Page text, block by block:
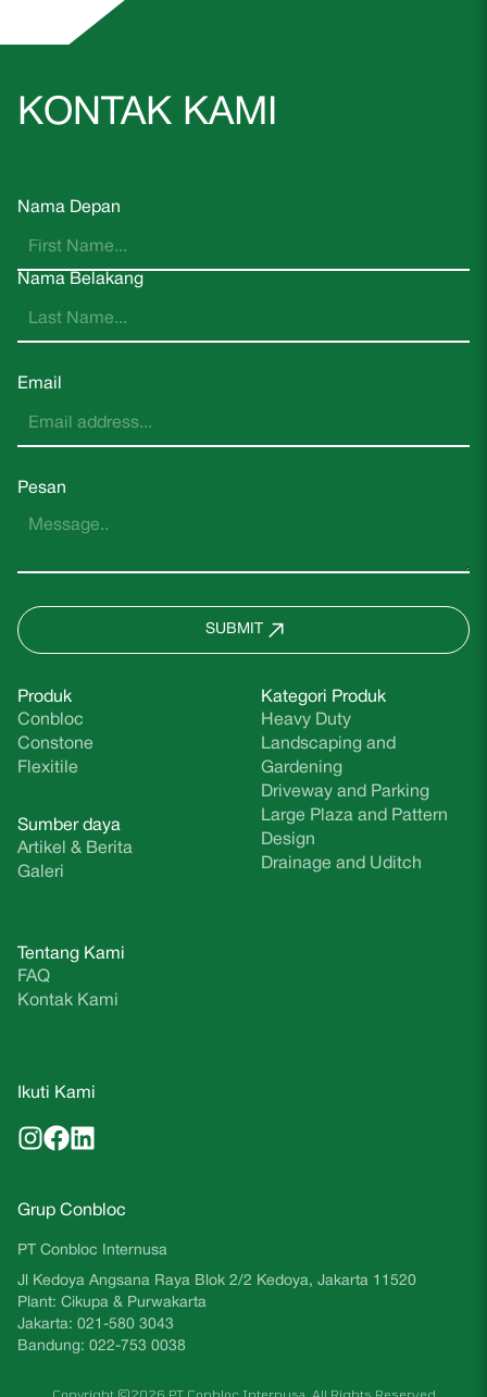
KONTAK KAMI
Nama Depan
Nama Belakang
Email
Pesan
SUBMIT
Produk
Conbloc
Constone
Flexitile
Tentang Kami
FAQ
Kontak Kami
Kategori Produk
Heavy Duty
Landscaping and
Gardening
Driveway and Parking
Large Plaza and Pattern
Design
Drainage and Uditch
Sumber daya
Artikel & Berita
Galeri
Ikuti Kami
Grup Conbloc
PT Conbloc Internusa
Jl Kedoya Angsana Raya Blok 2/2 Kedoya, Jakarta 11520
Plant: Cikupa & Purwakarta
Jakarta: 021-580 3043
Bandung: 022-753 0038
Copyright ©2026 PT Conbloc Internusa. All Rights Reserved